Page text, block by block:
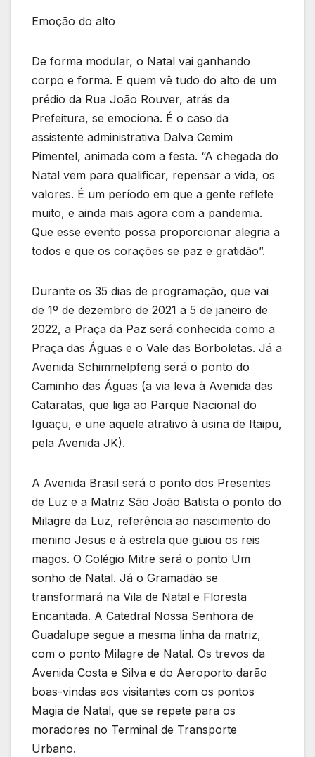
Emoção do alto
De forma modular, o Natal vai ganhando
corpo e forma. E quem vê tudo do alto de um
prédio da Rua João Rouver, atrás da
Prefeitura, se emociona. É o caso da
assistente administrativa Dalva Cemim
Pimentel, animada com a festa. “A chegada do
Natal vem para qualificar, repensar a vida, os
valores. É um período em que a gente reflete
muito, e ainda mais agora com a pandemia.
Que esse evento possa proporcionar alegria a
todos e que os corações se paz e gratidão”.
Durante os 35 dias de programação, que vai
de 1º de dezembro de 2021 a 5 de janeiro de
2022, a Praça da Paz será conhecida como a
Praça das Águas e o Vale das Borboletas. Já a
Avenida Schimmelpfeng será o ponto do
Caminho das Águas (a via leva à Avenida das
Cataratas, que liga ao Parque Nacional do
Iguaçu, e une aquele atrativo à usina de Itaipu,
pela Avenida JK).
A Avenida Brasil será o ponto dos Presentes
de Luz e a Matriz São João Batista o ponto do
Milagre da Luz, referência ao nascimento do
menino Jesus e à estrela que guiou os reis
magos. O Colégio Mitre será o ponto Um
sonho de Natal. Já o Gramadão se
transformará na Vila de Natal e Floresta
Encantada. A Catedral Nossa Senhora de
Guadalupe segue a mesma linha da matriz,
com o ponto Milagre de Natal. Os trevos da
Avenida Costa e Silva e do Aeroporto darão
boas-vindas aos visitantes com os pontos
Magia de Natal, que se repete para os
moradores no Terminal de Transporte
Urbano.